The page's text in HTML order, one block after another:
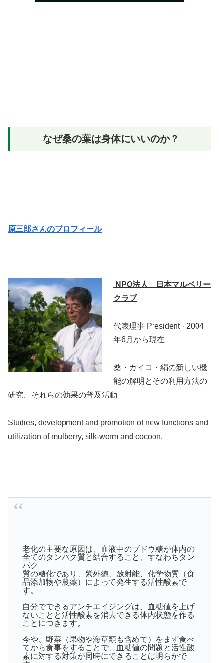
なぜ桑の葉は身体にいいのか？
原三郎さんのプロフィール
NPO法人 日本マルベリー
クラブ
代表理事 President · 2004
年6月から現在
桑・カイコ・絹の新しい機
能の解明とその利用方法の
研究、それらの効果の普及活動
Studies, development and promotion of new functions and
utilization of mulberry, silk-worm and cocoon.
老化の主要な原因は、血液中のブドウ糖が体内の
全てのタンパク質と結合すること、すなわちタン
パク
質の糖化であり、紫外線、放射能、化学物質（食
品添加物や農薬）によって発生する活性酸素で
す。
自分でできるアンチエイジングは、血糖値を上げ
ないことと活性酸素を消去できる体内状態を作る
ことにつきます。
今や、野菜（果物や海草類も含めて）をまず食べ
てから食事をすることで、血糖値の問題と活性酸
素に対する対策が同時にできることは明らかで